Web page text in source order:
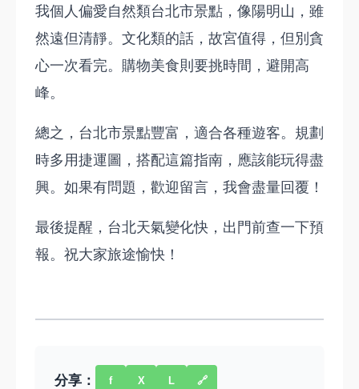
我個人偏愛自然類台北市景點，像陽明山，雖
然遠但清靜。文化類的話，故宮值得，但別貪
心一次看完。購物美食則要挑時間，避開高
峰。
總之，台北市景點豐富，適合各種遊客。規劃
時多用捷運圖，搭配這篇指南，應該能玩得盡
興。如果有問題，歡迎留言，我會盡量回覆！
最後提醒，台北天氣變化快，出門前查一下預
報。祝大家旅途愉快！
分享： f X L 🔗